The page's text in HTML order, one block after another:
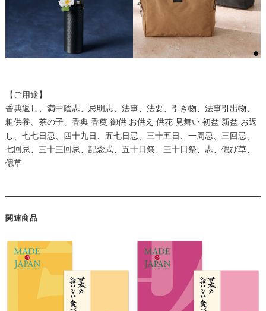
【ご用途】
香典返し、満中陰志、忌明志、法事、法要、引き物、法事引出物、
粗供養、茶の子、香典 香奠 御供 お供え 供花 見舞い 初盆 新盆 お返
し、七七日忌、四十九日、五七日忌、三十五日、一周忌、三回忌、
七回忌、三十三回忌、記念式、五十日祭、三十日祭、志、偲び草、
偲草
関連商品